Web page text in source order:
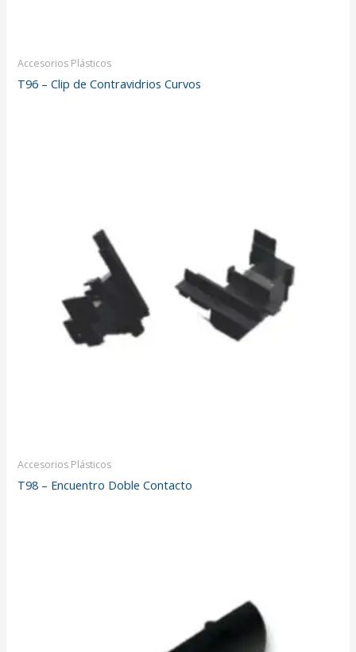
Accesorios Plásticos
T96 – Clip de Contravidrios Curvos
Accesorios Plásticos
T98 – Encuentro Doble Contacto